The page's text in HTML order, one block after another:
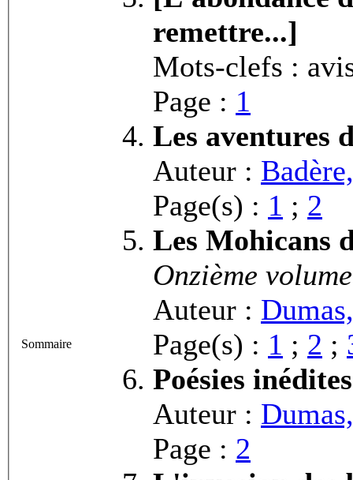
Sommaire
remettre...]
Mots-clefs :
Page : 1
Les aventures
Auteur :
Page(s) : 1 ; 2
Les Mohicans
Onzième
Auteur :
Page(s) : 1 ; 2 ;
Poésies inédites
Auteur :
Page : 2